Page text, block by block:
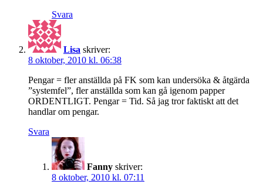
Svara
Lisa skriver:
8 oktober, 2010 kl. 06:38
Pengar = fler anställda på FK som kan undersöka & åtgärda
”systemfel”, fler anställda som kan gå igenom papper
ORDENTLIGT. Pengar = Tid. Så jag tror faktiskt att det
handlar om pengar.
Svara
Fanny skriver:
8 oktober, 2010 kl. 07:11